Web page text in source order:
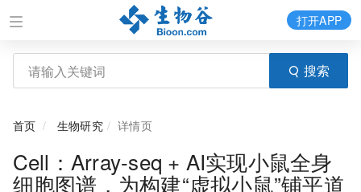
搜索
打开APP
首页 生物研究 详情页
Cell：Array-seq + AI实现小鼠全身
细胞图谱，为构建“虚拟小鼠”铺平道